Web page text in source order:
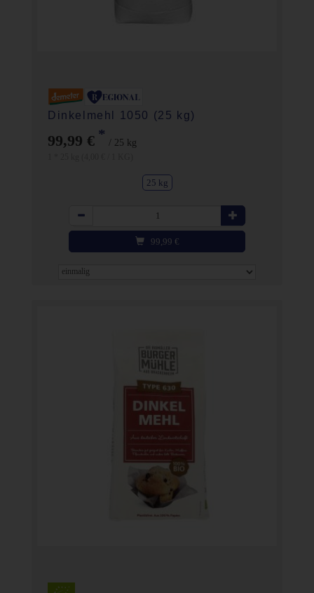
Dinkelmehl 1050 (25 kg)
99,99 € * / 25 kg
25 kg
Anzahl
99,99 €